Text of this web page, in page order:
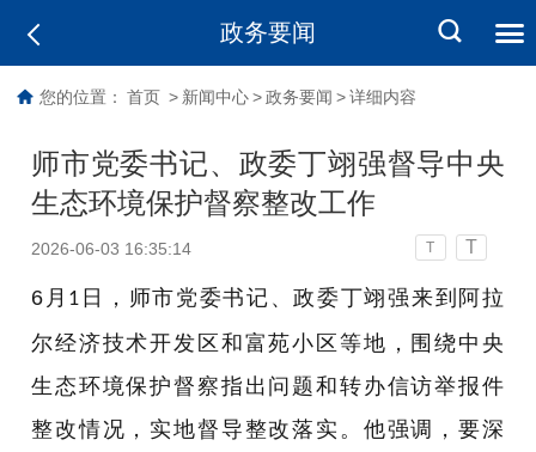
政务要闻
您的位置： 首页 > 新闻中心 > 政务要闻 > 详细内容
师市党委书记、政委丁翊强督导中央
生态环境保护督察整改工作
2026-06-03 16:35:14 T T
6 月 1 日，师市党委书记、政委丁翊强来到阿拉
尔经济技术开发区和富苑小区等地，围绕中央
生态环境保护督察指出问题和转办信访举报件
整改情况，实地督导整改落实。他强调，要深